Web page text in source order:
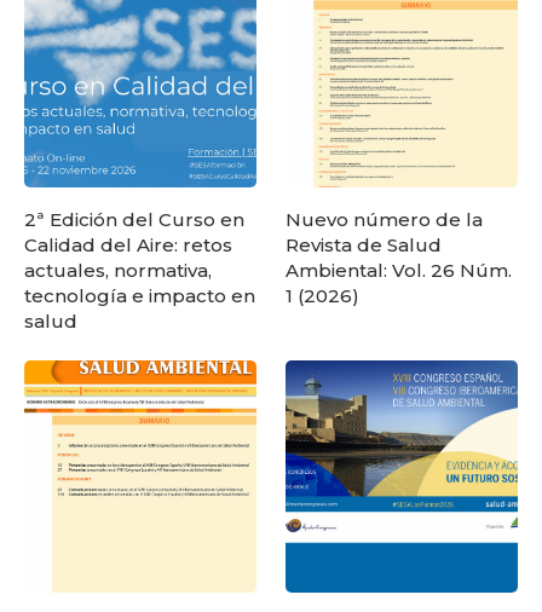
2ª Edición del Curso en
Calidad del Aire: retos
actuales, normativa,
tecnología e impacto en
salud
Nuevo número de la
Revista de Salud
Ambiental: Vol. 26 Núm.
1 (2026)